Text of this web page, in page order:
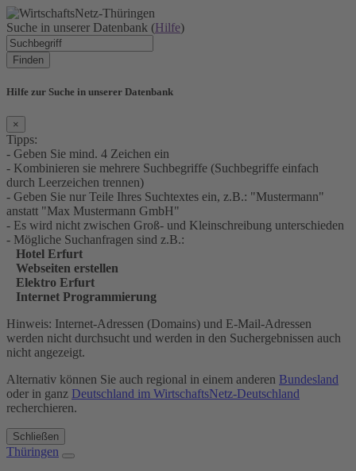
Suche in unserer Datenbank (Hilfe)
Finden
Hilfe zur Suche in unserer Datenbank
×
Tipps:
- Geben Sie mind. 4 Zeichen ein
- Kombinieren sie mehrere Suchbegriffe (Suchbegriffe einfach
durch Leerzeichen trennen)
- Geben Sie nur Teile Ihres Suchtextes ein, z.B.: "Mustermann"
anstatt "Max Mustermann GmbH"
- Es wird nicht zwischen Groß- und Kleinschreibung unterschieden
- Mögliche Suchanfragen sind z.B.:
Hotel Erfurt
Webseiten erstellen
Elektro Erfurt
Internet Programmierung
Hinweis: Internet-Adressen (Domains) und E-Mail-Adressen
werden nicht durchsucht und werden in den Suchergebnissen auch
nicht angezeigt.
Alternativ können Sie auch regional in einem anderen Bundesland
oder in ganz Deutschland im WirtschaftsNetz-Deutschland
recherchieren.
Schließen
Thüringen